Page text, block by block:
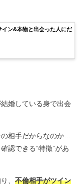
イン&本物と出会った人にだ
婚している身で出会
相手だからなのか…
認できる“特徴”があ
、 不倫相手がツイン